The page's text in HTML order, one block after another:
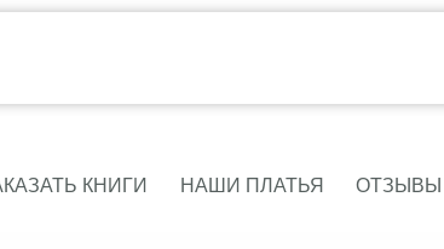
КНИГИ НАШИ ПЛАТЬЯ ОТЗЫВЫ